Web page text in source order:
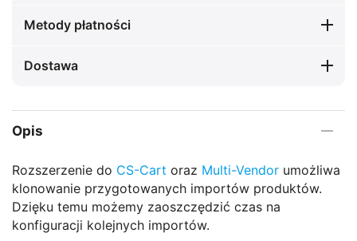
Metody płatności
Dostawa
Opis
Rozszerzenie do CS-Cart oraz Multi-Vendor umożliwa
klonowanie przygotowanych importów produktów.
Dzięku temu możemy zaoszczędzić czas na
konfiguracji kolejnych importów.